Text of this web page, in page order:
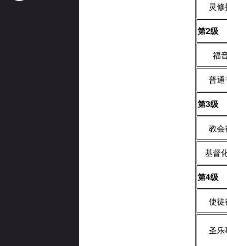
灵
第2级
福
普
第3级
教
基督
第4级
使
圣